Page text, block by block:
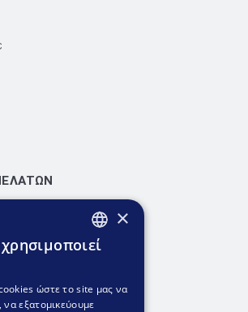
GREEK
×
ώστε το site μας να
να εξατομικεύουμε